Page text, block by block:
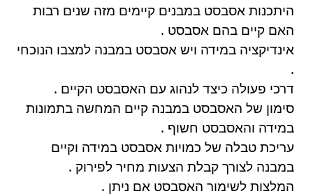
היתכנות אסבסט במבנים קיימים מזה שנים רבות
האם קיים בהם אסבסט .
אינדיקציה במידה ויש אסבסט במבנה למצבו הנוכחי
.
דרכי פעולה כיצד לנהוג עם האסבסט הקיים .
סימון של האסבסט במבנה קיים המחשה בתמונות
במידה והאסבסט חשוף .
עריכת טבלה של כמויות אסבסט במידה וקיים
במבנה לצורך קבלת הצעות מחיר לפירוק .
המלצות לשימור האסבסט אם ניתן .